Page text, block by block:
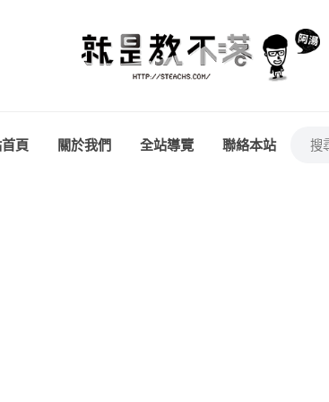
頁 關於我們 全站導覽 聯絡本站